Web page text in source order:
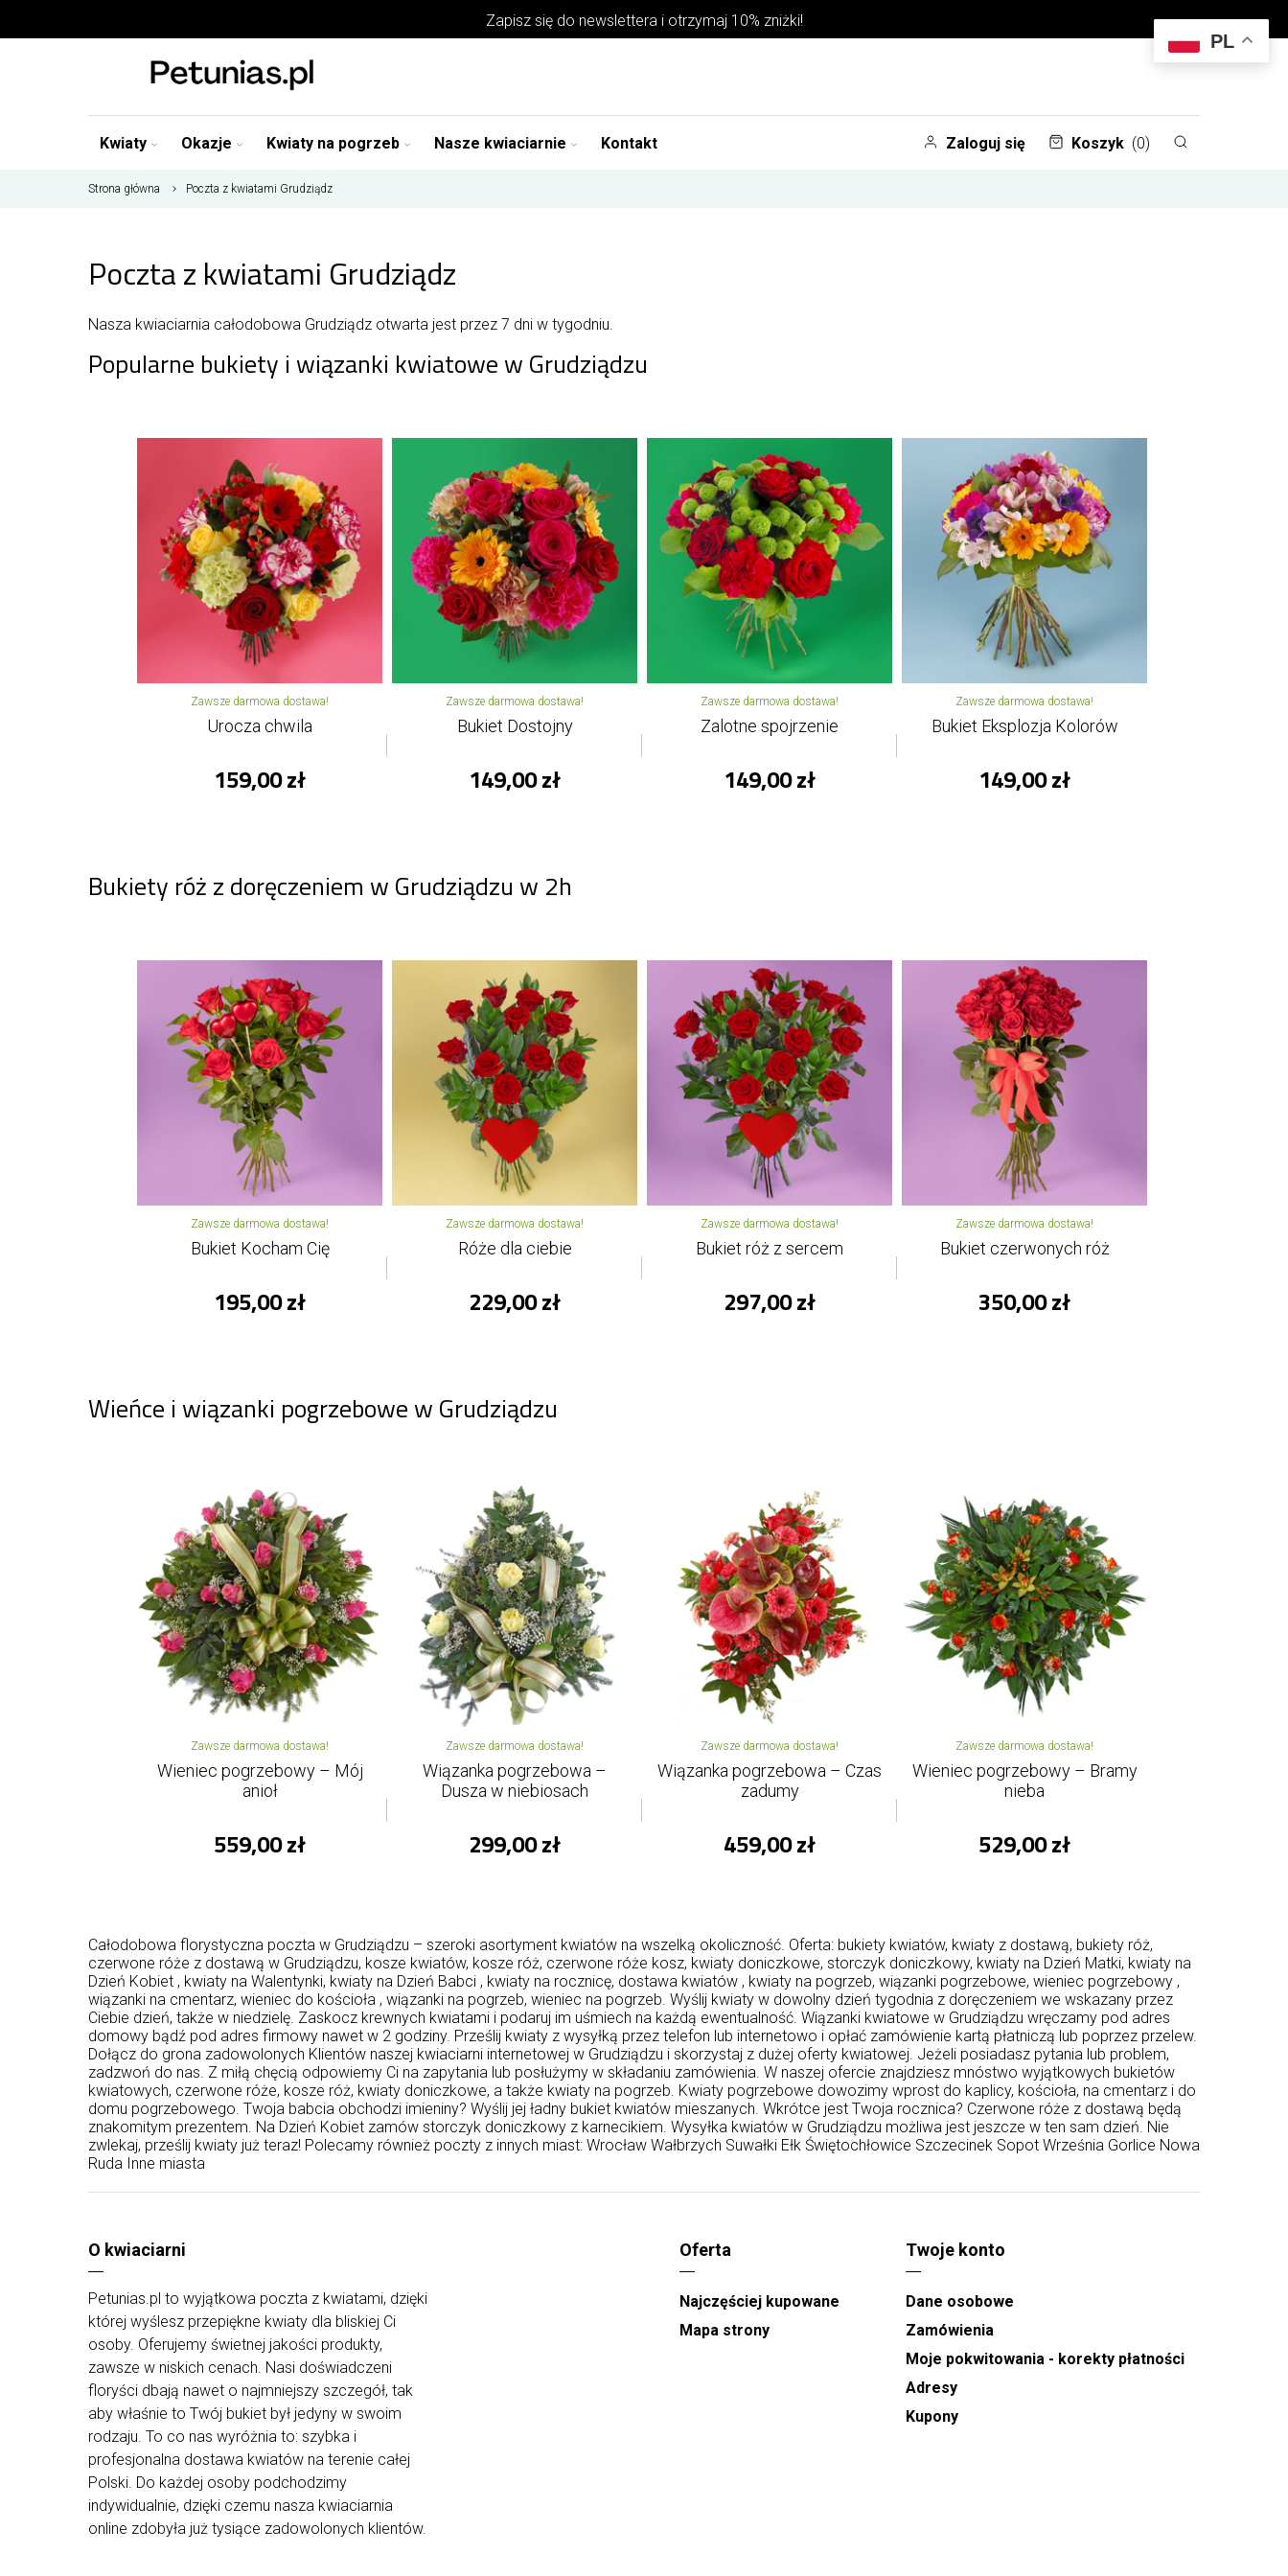
Zapisz się do newsletterai otrzymaj 10% zniżki!
Kwiaty Okazje Kwiaty na pogrzeb Nasze kwiaciarnie Kontakt Zaloguj się Koszyk (0)
Strona główna Poczta z kwiatami Grudziądz
Poczta z kwiatami Grudziądz
Nasza kwiaciarnia całodobowa Grudziądz otwarta jest przez 7 dni w tygodniu.
Popularne bukiety i wiązanki kwiatowe w Grudziądzu
Zawsze darmowa dostawa!
Urocza chwila
159,00 zł
Zawsze darmowa dostawa!
Bukiet Dostojny
149,00 zł
Zawsze darmowa dostawa!
Zalotne spojrzenie
149,00 zł
Zawsze darmowa dostawa!
Bukiet Eksplozja Kolorów
149,00 zł
Bukiety róż z doręczeniem w Grudziądzu w 2h
Zawsze darmowa dostawa!
Bukiet Kocham Cię
195,00 zł
Zawsze darmowa dostawa!
Róże dla ciebie
229,00 zł
Zawsze darmowa dostawa!
Bukiet róż z sercem
297,00 zł
Zawsze darmowa dostawa!
Bukiet czerwonych róż
350,00 zł
Wieńce i wiązanki pogrzebowe w Grudziądzu
Zawsze darmowa dostawa!
Wieniec pogrzebowy – Mój
anioł
559,00 zł
Zawsze darmowa dostawa!
Wiązanka pogrzebowa –
Dusza w niebiosach
299,00 zł
Zawsze darmowa dostawa!
Wiązanka pogrzebowa – Czas
zadumy
459,00 zł
Zawsze darmowa dostawa!
Wieniec pogrzebowy – Bramy
nieba
529,00 zł
Całodobowa florystyczna poczta w Grudziądzu – szeroki asortyment kwiatów na wszelką okoliczność. Oferta: bukiety kwiatów, kwiaty z dostawą, bukiety róż,
czerwone róże z dostawą w Grudziądzu, kosze kwiatów, kosze róż, czerwone róże kosz, kwiaty doniczkowe, storczyk doniczkowy, kwiaty na Dzień Matki, kwiaty na
Dzień Kobiet , kwiaty na Walentynki, kwiaty na Dzień Babci , kwiaty na rocznicę, dostawa kwiatów , kwiaty na pogrzeb, wiązanki pogrzebowe, wieniec pogrzebowy ,
wiązanki na cmentarz, wieniec do kościoła , wiązanki na pogrzeb, wieniec na pogrzeb. Wyślij kwiaty w dowolny dzień tygodnia z doręczeniem we wskazany przez
Ciebie dzień, także w niedzielę. Zaskocz krewnych kwiatami i podaruj im uśmiech na każdą ewentualność. Wiązanki kwiatowe w Grudziądzu wręczamy pod adres
domowy bądź pod adres firmowy nawet w 2 godziny. Prześlij kwiaty z wysyłką przez telefon lub internetowo i opłać zamówienie kartą płatniczą lub poprzez przelew.
Dołącz do grona zadowolonych Klientów naszej kwiaciarni internetowej w Grudziądzu i skorzystaj z dużej oferty kwiatowej. Jeżeli posiadasz pytania lub problem,
zadzwoń do nas. Z miłą chęcią odpowiemy Ci na zapytania lub posłużymy w składaniu zamówienia. W naszej ofercie znajdziesz mnóstwo wyjątkowych bukietów
kwiatowych, czerwone róże, kosze róż, kwiaty doniczkowe, a także kwiaty na pogrzeb. Kwiaty pogrzebowe dowozimy wprost do kaplicy, kościoła, na cmentarz i do
domu pogrzebowego. Twoja babcia obchodzi imieniny? Wyślij jej ładny bukiet kwiatów mieszanych. Wkrótce jest Twoja rocznica? Czerwone róże z dostawą będą
znakomitym prezentem. Na Dzień Kobiet zamów storczyk doniczkowy z karnecikiem. Wysyłka kwiatów w Grudziądzu możliwa jest jeszcze w ten sam dzień. Nie
zwlekaj, prześlij kwiaty już teraz! Polecamy również poczty z innych miast: Wrocław Wałbrzych Suwałki Ełk Świętochłowice Szczecinek Sopot Września Gorlice Nowa
Ruda Inne miasta
O kwiaciarni
Petunias.pl to wyjątkowa poczta z kwiatami, dzięki
której wyślesz przepiękne kwiaty dla bliskiej Ci
osoby. Oferujemy świetnej jakości produkty,
zawsze w niskich cenach. Nasi doświadczeni
floryści dbają nawet o najmniejszy szczegół, tak
aby właśnie to Twój bukiet był jedyny w swoim
rodzaju. To co nas wyróżnia to: szybka i
profesjonalna dostawa kwiatów na terenie całej
Polski. Do każdej osoby podchodzimy
indywidualnie, dzięki czemu nasza kwiaciarnia
online zdobyła już tysiące zadowolonych klientów.
Oferta
Najczęściej kupowane
Mapa strony
Twoje konto
Dane osobowe
Zamówienia
Moje pokwitowania - korekty płatności
Adresy
Kupony
PL